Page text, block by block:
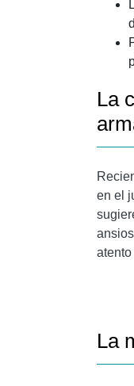
La
en el
La